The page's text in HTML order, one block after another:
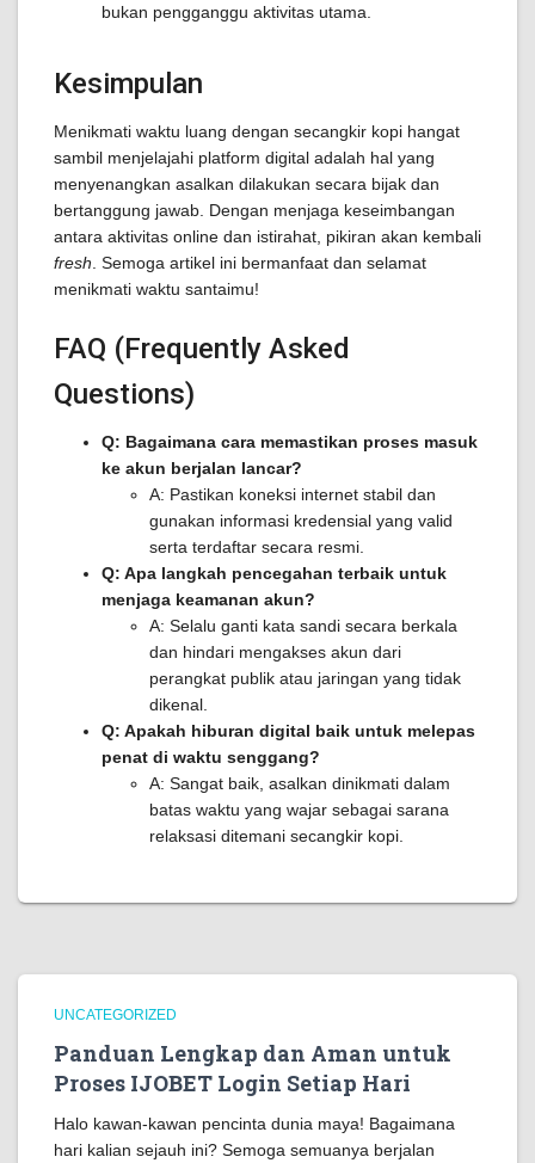
bukan pengganggu aktivitas utama.
Kesimpulan
Menikmati waktu luang dengan secangkir kopi hangat
sambil menjelajahi platform digital adalah hal yang
menyenangkan asalkan dilakukan secara bijak dan
bertanggung jawab. Dengan menjaga keseimbangan
antara aktivitas online dan istirahat, pikiran akan kembali
fresh . Semoga artikel ini bermanfaat dan selamat
menikmati waktu santaimu!
FAQ (Frequently Asked
Questions)
Q: Bagaimana cara memastikan proses masuk
ke akun berjalan lancar?
A: Pastikan koneksi internet stabil dan
gunakan informasi kredensial yang valid
serta terdaftar secara resmi.
Q: Apa langkah pencegahan terbaik untuk
menjaga keamanan akun?
A: Selalu ganti kata sandi secara berkala
dan hindari mengakses akun dari
perangkat publik atau jaringan yang tidak
dikenal.
Q: Apakah hiburan digital baik untuk melepas
penat di waktu senggang?
A: Sangat baik, asalkan dinikmati dalam
batas waktu yang wajar sebagai sarana
relaksasi ditemani secangkir kopi.
UNCATEGORIZED
Panduan Lengkap dan Aman untuk
Proses IJOBET Login Setiap Hari
Halo kawan-kawan pencinta dunia maya! Bagaimana
hari kalian sejauh ini? Semoga semuanya berjalan